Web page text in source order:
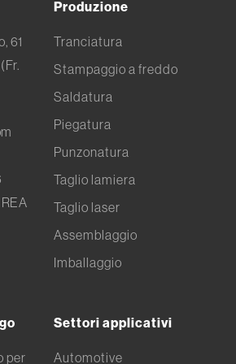
metallica
metalli
61
Produzione
Tranciatura
Stampaggio a freddo
Saldatura
Piegatura
Punzonatura
Taglio lamiera
Taglio laser
Assemblaggio
Imballaggio
per
Settori applicativi
Automotive